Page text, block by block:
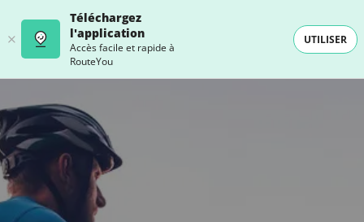
Téléchargez
l'application
Accès facile et rapide à
RouteYou
UTILISER